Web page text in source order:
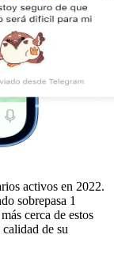
activos en 2022.
sobrepasa 1
cerca de estos
de su